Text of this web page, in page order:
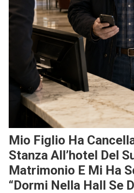
Mio Figlio Ha
Stanza All’hotel Del
Matrimonio E Mi Ha
“Dormi Nella Hall Se